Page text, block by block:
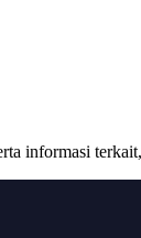
informasi